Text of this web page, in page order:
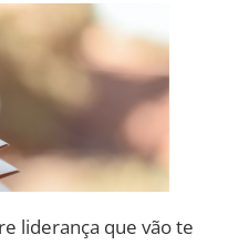
liderança que vão te